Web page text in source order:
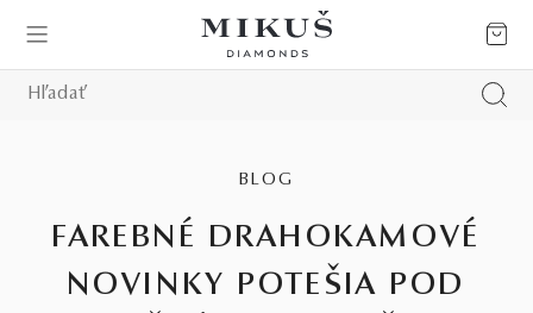
BLOG
FAREBNÉ DRAHOKAMOVÉ
NOVINKY POTEŠIA POD